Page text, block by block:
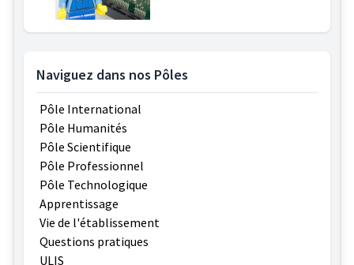
Naviguez dans nos Pôles
Pôle International
Pôle Humanités
Pôle Scientifique
Pôle Professionnel
Pôle Technologique
Apprentissage
Vie de l'établissement
Questions pratiques
ULIS